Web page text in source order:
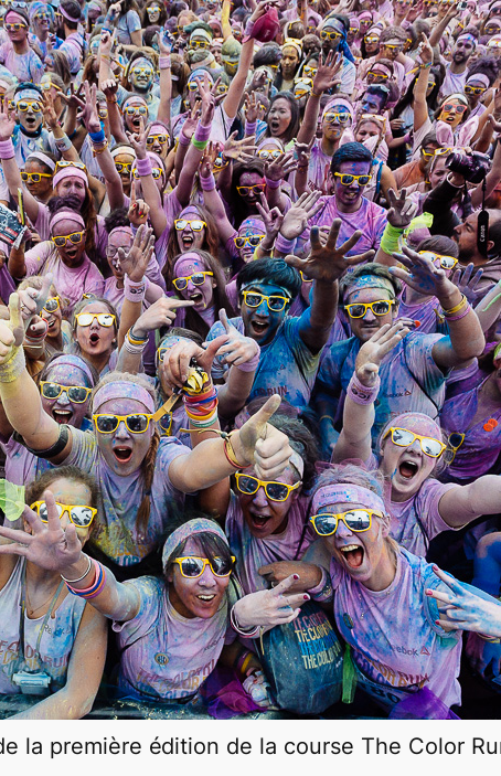
la première édition de la course The Color